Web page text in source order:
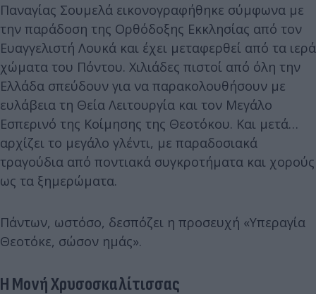
Παναγίας Σουμελά εικονογραφήθηκε σύμφωνα με
την παράδοση της Ορθόδοξης Εκκλησίας από τον
Ευαγγελιστή Λουκά και έχει μεταφερθεί από τα ιερά
χώματα του Πόντου. Χιλιάδες πιστοί από όλη την
Ελλάδα σπεύδουν για να παρακολουθήσουν με
ευλάβεια τη Θεία Λειτουργία και τον Μεγάλο
Εσπερινό της Κοίμησης της Θεοτόκου. Και μετά…
αρχίζει το μεγάλο γλέντι, με παραδοσιακά
τραγούδια από ποντιακά συγκροτήματα και χορούς
ως τα ξημερώματα.
Πάντων, ωστόσο, δεσπόζει η προσευχή «Υπεραγία
Θεοτόκε, σώσον ημάς».
Η Μονή Χρυσοσκαλίτισσας